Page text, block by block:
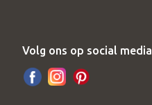
Volg ons op social media